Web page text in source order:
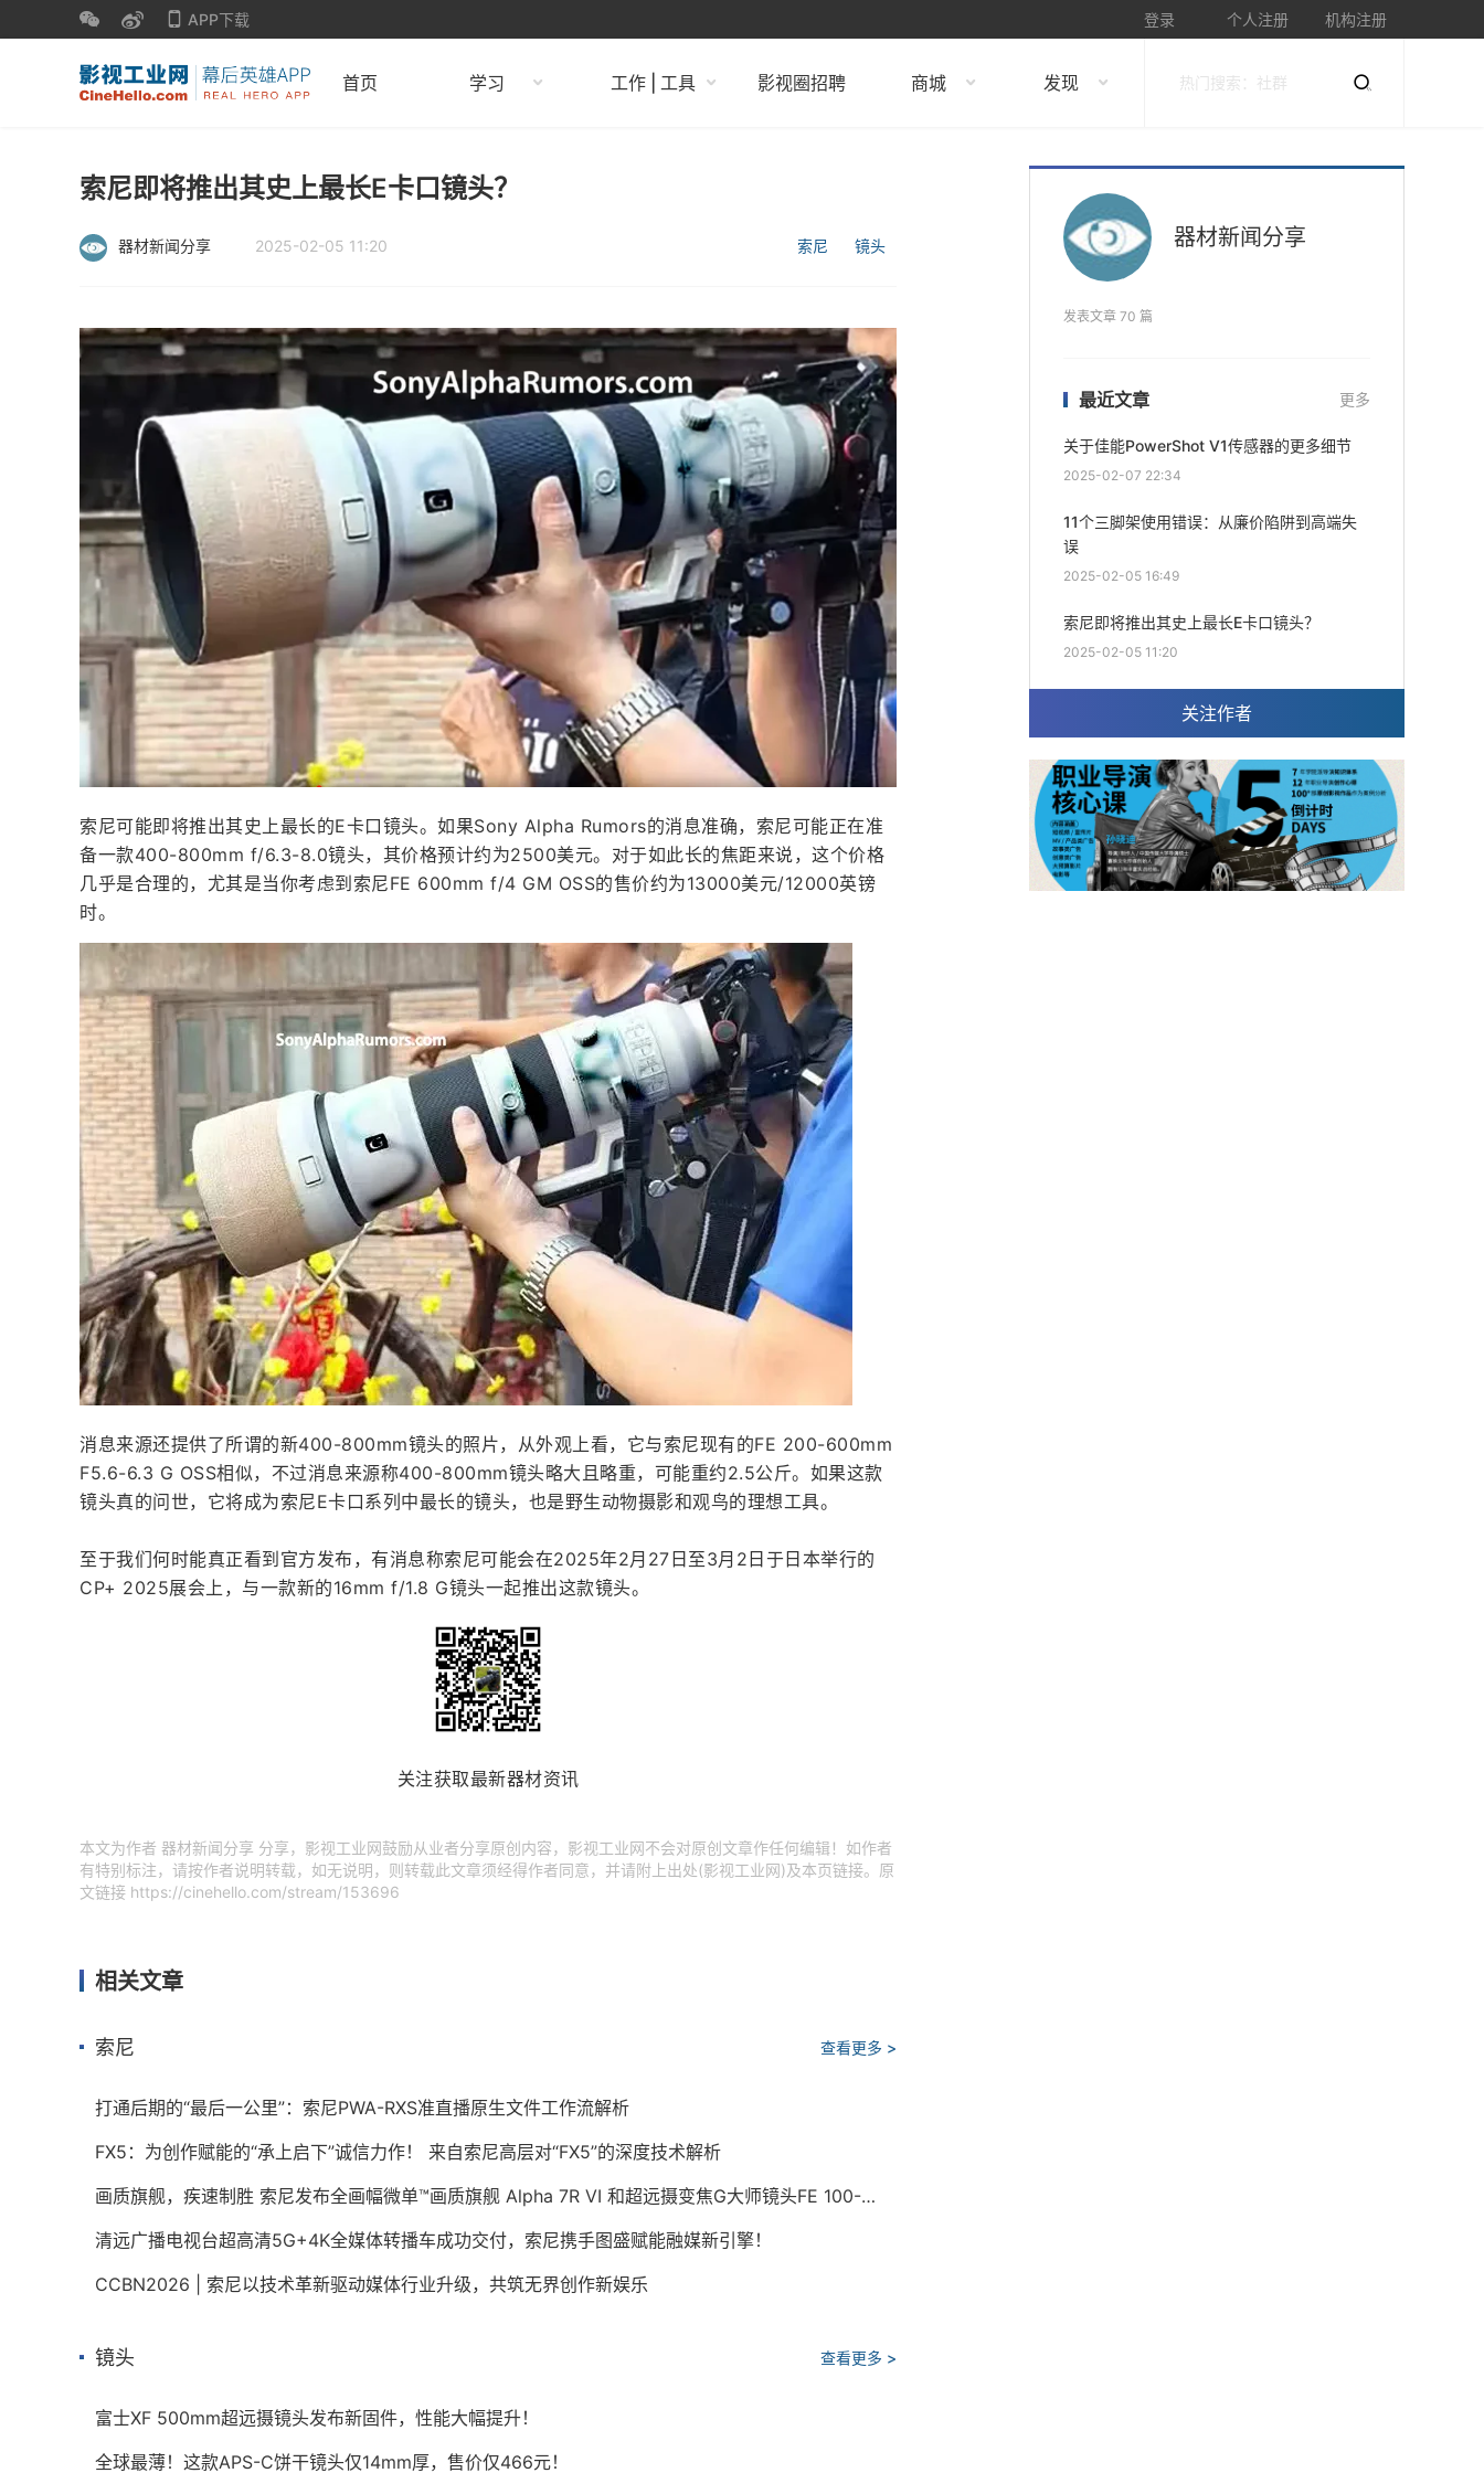
APP下载 登录 个人注册 机构注册
首页 学习 工作 | 工具 影视圈招聘 商城 发现
索尼即将推出其史上最长E卡口镜头？
器材新闻分享 2025-02-05 11:20 索尼 镜头
索尼可能即将推出其史上最长的E卡口镜头。如果Sony Alpha Rumors的消息准确，索尼可能正在准
备一款400-800mm f/6.3-8.0镜头，其价格预计约为2500美元。对于如此长的焦距来说，这个价格
几乎是合理的，尤其是当你考虑到索尼FE 600mm f/4 GM OSS的售价约为13000美元/12000英镑
时。
消息来源还提供了所谓的新400-800mm镜头的照片，从外观上看，它与索尼现有的FE 200-600mm
F5.6-6.3 G OSS相似，不过消息来源称400-800mm镜头略大且略重，可能重约2.5公斤。如果这款
镜头真的问世，它将成为索尼E卡口系列中最长的镜头，也是野生动物摄影和观鸟的理想工具。
至于我们何时能真正看到官方发布，有消息称索尼可能会在2025年2月27日至3月2日于日本举行的
CP+ 2025展会上，与一款新的16mm f/1.8 G镜头一起推出这款镜头。
关注获取最新器材资讯
本文为作者 器材新闻分享 分享，影视工业网鼓励从业者分享原创内容，影视工业网不会对原创文章作任何编辑！如作者
有特别标注，请按作者说明转载，如无说明，则转载此文章须经得作者同意，并请附上出处(影视工业网)及本页链接。原
文链接 https://cinehello.com/stream/153696
相关文章
索尼 查看更多 >
打通后期的“最后一公里”：索尼PWA-RXS准直播原生文件工作流解析
FX5：为创作赋能的“承上启下”诚信力作！ 来自索尼高层对“FX5”的深度技术解析
画质旗舰，疾速制胜 索尼发布全画幅微单™画质旗舰 Alpha 7R VI 和超远摄变焦G大师镜头FE 100-400mm F4.5 GM OSS
清远广播电视台超高清5G+4K全媒体转播车成功交付，索尼携手图盛赋能融媒新引擎！
CCBN2026 | 索尼以技术革新驱动媒体行业升级，共筑无界创作新娱乐
镜头 查看更多 >
富士XF 500mm超远摄镜头发布新固件，性能大幅提升！
全球最薄！这款APS-C饼干镜头仅14mm厚，售价仅466元！
器材新闻分享
发表文章 70 篇
最近文章 更多
关于佳能PowerShot V1传感器的更多细节
2025-02-07 22:34
11个三脚架使用错误：从廉价陷阱到高端失
误
2025-02-05 16:49
索尼即将推出其史上最长E卡口镜头？
2025-02-05 11:20
关注作者